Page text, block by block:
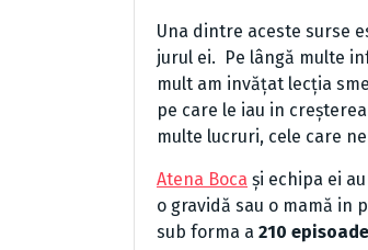
Una dintre aceste surse
jurul ei. Pe lângă multe
mult am invățat lecția
pe care le iau in
multe lucruri, cele care
Atena Boca și echipa ei
o gravidă sau o mamă in
sub forma a 210